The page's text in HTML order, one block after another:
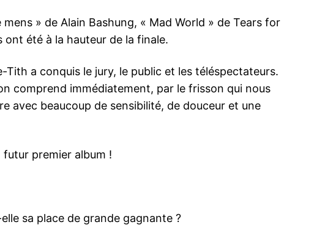
» de Alain Bashung, « Mad World » de Tears for
été à la hauteur de la finale.
Tith a conquis le jury, le public et les téléspectateurs.
comprend immédiatement, par le frisson qui nous
avec beaucoup de sensibilité, de douceur et une
premier album !
sa place de grande gagnante ?